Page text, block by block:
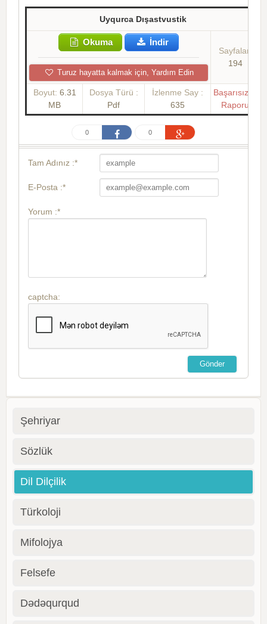
Uyqurca Dışastvustik
Okuma İndir
Turuz hayatta kalmak için, Yardım Edin
Sayfalar:
194
Boyut: 6.31
MB
Dosya Türü :
Pdf
İzlenme Say :
635
Başarısızlık
Raporu
0 0
Tam Adınız :*
E-Posta :*
Yorum :*
captcha:
Şehriyar
Sözlük
Dil Dilçilik
Türkoloji
Mifolojya
Felsefe
Dədəqurqud